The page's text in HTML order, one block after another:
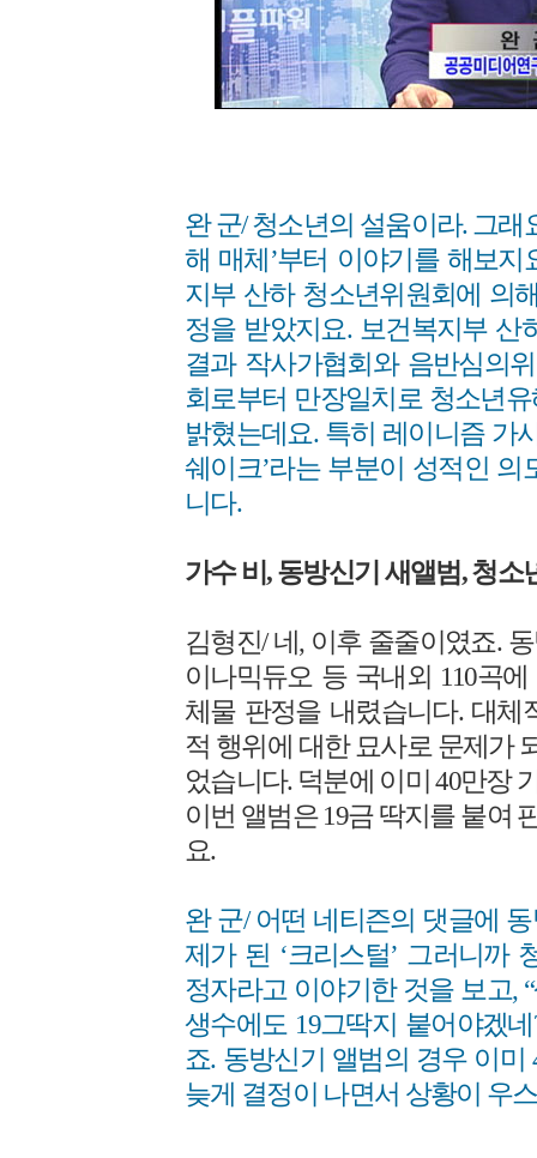
완 군/ 청소년의 설움이라. 그래
해 매체’부터 이야기를 해보
지부 산하 청소년위원회에 의
정을 받았지요. 보건복지부 산
결과 작사가협회와 음반심의
회로부터 만장일치로 청소년
밝혔는데요. 특히 레이니즘 가
쉐이크’라는 부분이 성적인
니다.
가수 비, 동방신기 새앨범, 청소
김형진/ 네, 이후 줄줄이였죠.
이나믹듀오 등 국내외 110곡
체물 판정을 내렸습니다. 대체
적 행위에 대한 묘사로 문제가
었습니다. 덕분에 이미 40만장
이번 앨범은 19금 딱지를 붙여
요.
완 군/ 어떤 네티즌의 댓글에
제가 된 ‘크리스털’ 그러니까
정자라고 이야기한 것을 보고,
생수에도 19그딱지 붙어야겠
죠. 동방신기 앨범의 경우 이
늦게 결정이 나면서 상황이 우